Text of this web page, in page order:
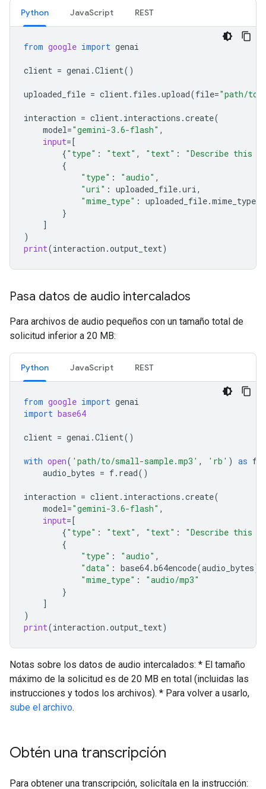
Python JavaScript REST
from google import genai
client = genai .Client()
uploaded_file = client . files .upload(file="path/to/
interaction = client . interactions .create(
model="gemini-3.6-flash" ,
input=[
{"type" : "text" , "text" :
"Describe this
{
"type" : "audio" ,
"uri" : uploaded_file.uri ,
"mime_type" : uploaded_file.mime_type
}
]
)
print(interaction .output_text)
Pasa datos de audio intercalados
Para archivos de audio pequeños con un tamaño total de
solicitud inferior a 20 MB:
Python JavaScript REST
from google import genai
import base64
client = genai .Client()
with open( 'path/to/small-sample.mp3' , 'rb' ) as f
audio_bytes = f. read()
interaction = client . interactions .create(
model="gemini-3.6-flash" ,
input=[
{"type" : "text" , "text" :
"Describe this
{
"type" : "audio" ,
"data" : base64.b64encode(audio_bytes)
"mime_type" :
"audio/mp3"
}
]
)
print(interaction .output_text)
Notas sobre los datos de audio intercalados: * El tamaño
máximo de la solicitud es de 20 MB en total (incluidas las
instrucciones y todos los archivos). * Para volver a usarlo,
sube el archivo.
Obtén una transcripción
Para obtener una transcripción, solicítala en la instrucción: